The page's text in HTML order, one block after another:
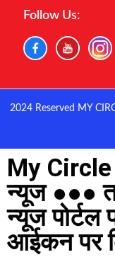
Follow Us:
2024 Reserved MY
My Circle
न्यूज ●●●
न्यूज पोर्टल
आईकन पर